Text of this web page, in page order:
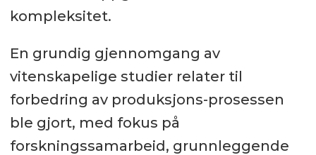
kompleksitet.
En grundig gjennomgang av
vitenskapelige studier relater til
forbedring av produksjons-prosessen
ble gjort, med fokus på
forskningssamarbeid, grunnleggende